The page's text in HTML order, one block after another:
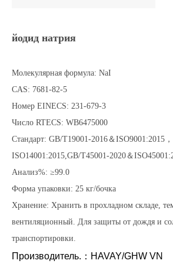
йодид натрия
Молекулярная формула: NaI
CAS: 7681-82-5
Номер EINECS: 231-679-3
Число RTECS: WB6475000
Стандарт: GB/T19001-2016＆ISO9001:2015
ISO14001:2015,GB/T45001-2020＆
Анализ%: ≥99.0
Форма упаковки: 25 кг/бочка
Хранение: Хранить в прохладном складе,
вентиляционный. Для защиты от дождя и
транспортировки.
Производитель.：HAVAY/GHW VN